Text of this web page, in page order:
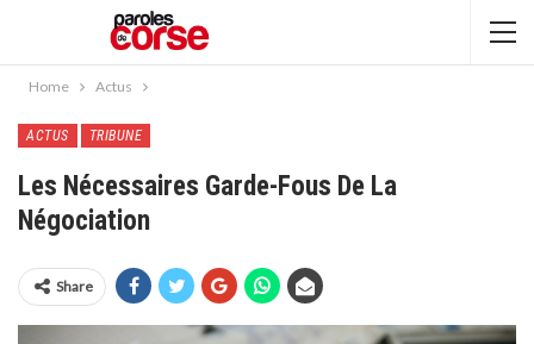
Home Actus
ACTUS TRIBUNE
Les Nécessaires Garde-Fous De La
Négociation
Share